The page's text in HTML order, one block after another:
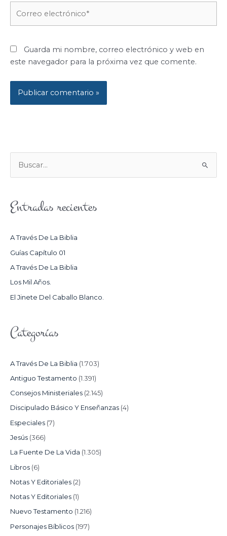
electrónico*
Guarda mi nombre, correo electrónico y web en
este navegador para la próxima vez que comente.
U
C
R
:
Entradas recientes
A Través De La Biblia
Guías Capítulo 01
A Través De La Biblia
Los Mil Años.
El Jinete Del Caballo Blanco.
Categorías
A Través De La Biblia (1.703)
Antiguo Testamento (1.391)
Consejos Ministeriales (2.145)
Discipulado Básico Y Enseñanzas (4)
Especiales (7)
Jesús (366)
La Fuente De La Vida (1.305)
Libros (6)
Notas Y Editoriales (2)
Notas Y Editoriales (1)
Nuevo Testamento (1.216)
Personajes Bíblicos (197)